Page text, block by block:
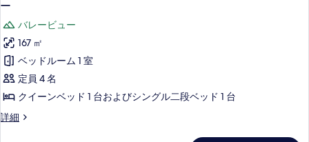
オ
マ
ウ
ン
テ
ン
パ
テ
ィ
オ
マ
ン
テ
ン
ミ
ア
ム
キ
ャ
ビ
ー
バレービュー
167 ㎡
ベッドルーム 1 室
定員 4 名
クイーンベッド 1 台およびシングル二段ベッド 1 台
詳細
プ